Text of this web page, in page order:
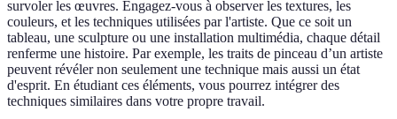
survoler les œuvres. Engagez-vous à observer les textures, les
couleurs, et les techniques utilisées par l'artiste. Que ce soit un
tableau, une sculpture ou une installation multimédia, chaque détail
renferme une histoire. Par exemple, les traits de pinceau d’un artiste
peuvent révéler non seulement une technique mais aussi un état
d'esprit. En étudiant ces éléments, vous pourrez intégrer des
techniques similaires dans votre propre travail.